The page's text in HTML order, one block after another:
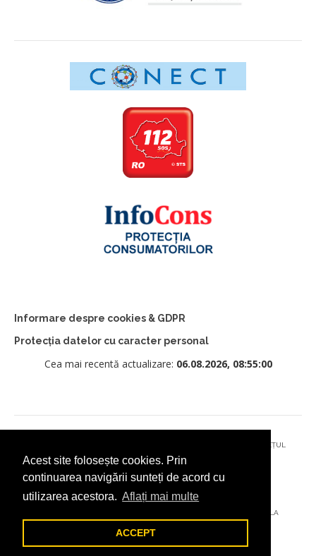
Acest site folosește cookies. Prin
continuarea navigării sunteți de acord cu
utilizarea acestora. Aflați mai multe
ACCEPT
Informare despre cookies & GDPR
Protecția datelor cu caracter personal
Cea mai recentă actualizare: 06.08.2026, 08:55:00
© 2026 - PRIMĂRIA MUNICIPIULUI CÂMPULUNG MOLDOVENESC, JUDEȚUL
SUCEAVA
AȚI ÎNTÂMPINAT O PROBLEMĂ TEHNICĂ? TRIMITEȚI-NE UN EMAIL LA
DIGITAL@ADDICTAD.RO